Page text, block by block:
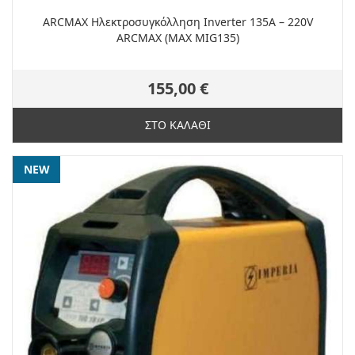
ARCMAX Hλεκτροσυγκόλληση Inverter 135A – 220V
ARCMAX (MAX MIG135)
155,00 €
ΣΤΟ ΚΑΛΑΘΙ
NEW